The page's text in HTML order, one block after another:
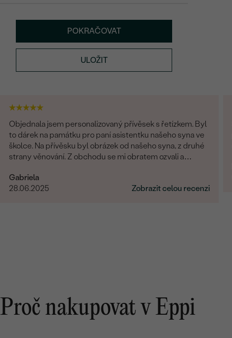
POKRAČOVAT
ULOŽIT
Objednala jsem personalizovaný přívěsek s řetízkem. Byl
to dárek na památku pro paní asistentku našeho syna ve
školce. Na přívěsku byl obrázek od našeho syna, z druhé
strany věnování. Z obchodu se mi obratem ozvali a
nádherný, udělal velikou radost, je originální a opravdová
památka. Jednání s paní po e-mailu bylo rychlé a
Gabriela
28.06.2025
Zobrazit celou recenzi
Proč nakupovat v Eppi